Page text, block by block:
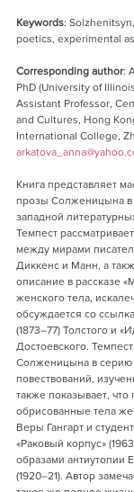
Keywords:
poetics, experimental
Corresponding author:
PhD (University of
Assistant Professor,
and Cultures, Hong
International College,
Книга представляет
прозы Солженицына в
западной
Темпест
между мирами
Диккенс и Манн, а
описание в рассказе
женского тела,
обсуждается со
(1873–77) Толстого и
Достоевского.
Солженицына в серию
повествований,
также показывает, что
обрисованные тела
Веры Гангарт и
«Раковый корпус»
образами антиутопии
(1920–21). Автор